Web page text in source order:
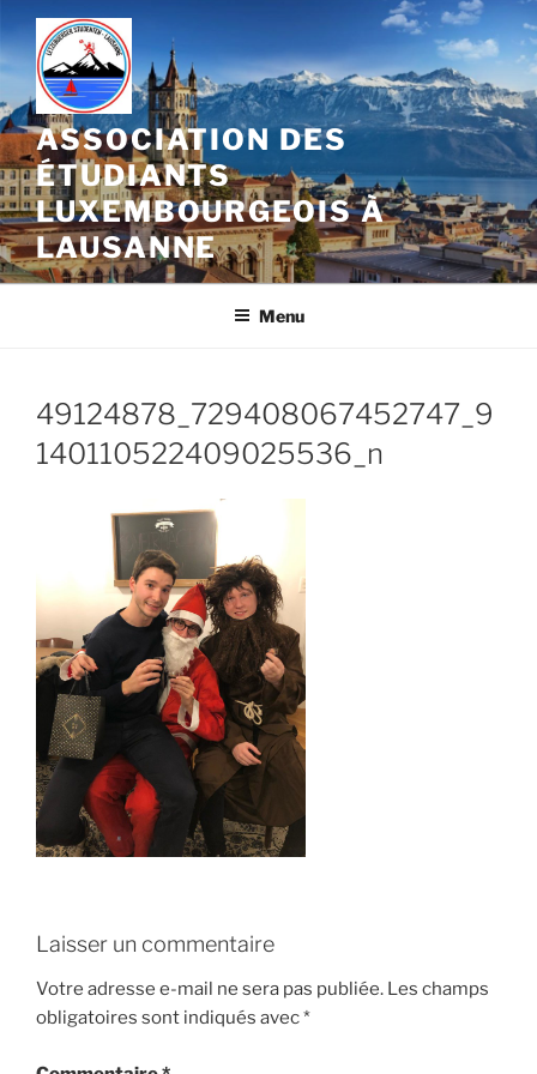
Aller
au
contenu
principal
ASSOCIATION DES
ÉTUDIANTS
LUXEMBOURGEOIS À
LAUSANNE
Menu
49124878_729408067452747_9
140110522409025536_n
Laisser un commentaire
Votre adresse e-mail ne sera pas publiée. Les champs
obligatoires sont indiqués avec*